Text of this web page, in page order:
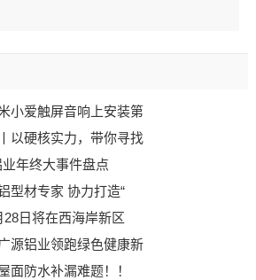
小爱触屏音响上安装第
以硬核实力，带你寻找
年终大事件盘点
材专家 协力打造“
日将在西海岸新区
源铝业领跑绿色健康新
面防水补漏难题！！